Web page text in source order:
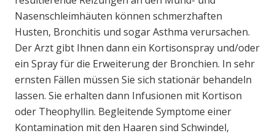
Nasenschleimhäuten können schmerzhaften
Husten, Bronchitis und sogar Asthma verursachen.
Der Arzt gibt Ihnen dann ein Kortisonspray und/oder
ein Spray für die Erweiterung der Bronchien. In sehr
ernsten Fällen müssen Sie sich stationär behandeln
lassen. Sie erhalten dann Infusionen mit Kortison
oder Theophyllin. Begleitende Symptome einer
Kontamination mit den Haaren sind Schwindel,